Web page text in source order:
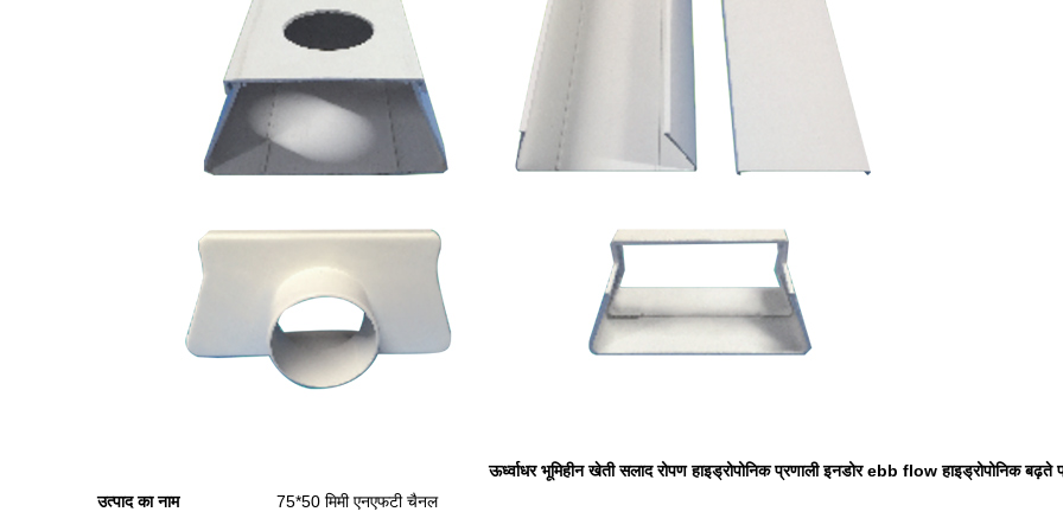
ऊर्ध्वाधर भूमिहीन खेती सलाद रोपण हाइड्रोपोनिक प्रणाली इनडोर ebb flow हाइड्रोपोनिक बढ़ते
उत्पाद का नाम
75*50 मिमी एनएफटी चैनल